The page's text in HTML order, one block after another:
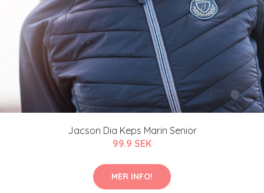
Jacson Dia Keps Marin Senior
99.9 SEK
MER INFO!